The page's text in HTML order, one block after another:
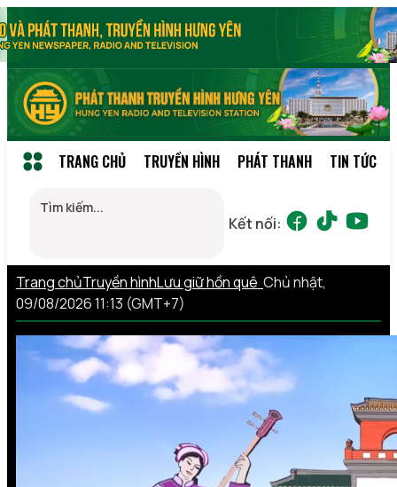
TRANG CHỦ TRUYỀN HÌNH PHÁT THANH TIN TỨC
Kết nối:
Trang chủTruyền hìnhLưu giữ hồn quê Chủ nhật,
09/08/2026 11:13 (GMT+7)